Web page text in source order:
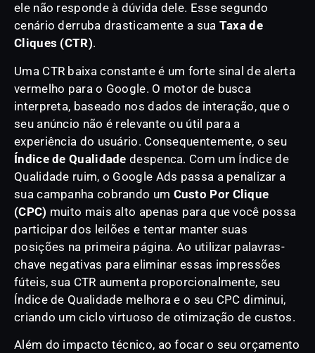
ele não responde à dúvida dele. Esse segundo
cenário derruba drasticamente a sua Taxa de
Cliques (CTR).
Uma CTR baixa constante é um forte sinal de alerta
vermelho para o Google. O motor de busca
interpreta, baseado nos dados de interação, que o
seu anúncio não é relevante ou útil para a
experiência do usuário. Consequentemente, o seu
Índice de Qualidade despenca. Com um Índice de
Qualidade ruim, o Google Ads passa a penalizar a
sua campanha cobrando um Custo Por Clique
(CPC) muito mais alto apenas para que você possa
participar dos leilões e tentar manter suas
posições na primeira página. Ao utilizar palavras-
chave negativas para eliminar essas impressões
fúteis, sua CTR aumenta proporcionalmente, seu
Índice de Qualidade melhora e o seu CPC diminui,
criando um ciclo virtuoso de otimização de custos.
Além do impacto técnico, ao focar o seu orçamento